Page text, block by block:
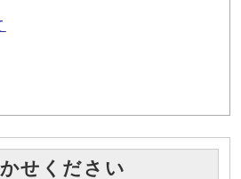
せください